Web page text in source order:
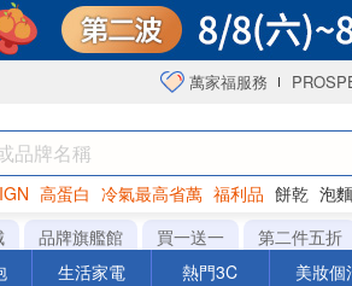
萬家福服務
高蛋白 冷氣最高省萬 福利品 餅乾 泡麵
海苔
品牌旗艦館 買一送一 第二件五折
生活家電 熱門3C 美妝個